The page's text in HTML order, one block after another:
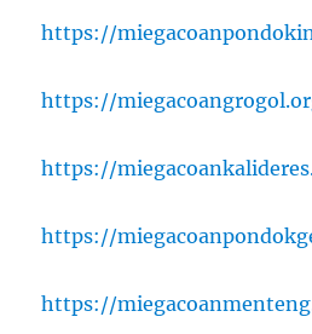
https://
https://
https://
https://
https://